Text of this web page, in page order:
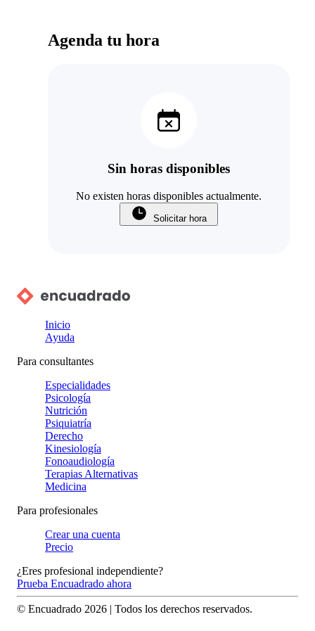
Agenda tu hora
Sin horas disponibles
No existen horas disponibles actualmente.
Solicitar hora
Inicio
Ayuda
Para consultantes
Especialidades
Psicología
Nutrición
Psiquiatría
Derecho
Kinesiología
Fonoaudiología
Terapias Alternativas
Medicina
Para profesionales
Crear una cuenta
Precio
¿Eres profesional independiente?
Prueba Encuadrado ahora
© Encuadrado 2026 | Todos los derechos reservados.